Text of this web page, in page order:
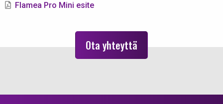
Flamea Pro Mini esite
Ota yhteyttä